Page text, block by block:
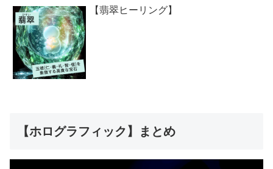
【翡翠ヒーリング】
【ホログラフィック】まとめ